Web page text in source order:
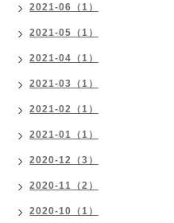
2021-06（1）
2021-05（1）
2021-04（1）
2021-03（1）
2021-02（1）
2021-01（1）
2020-12（3）
2020-11（2）
2020-10（1）